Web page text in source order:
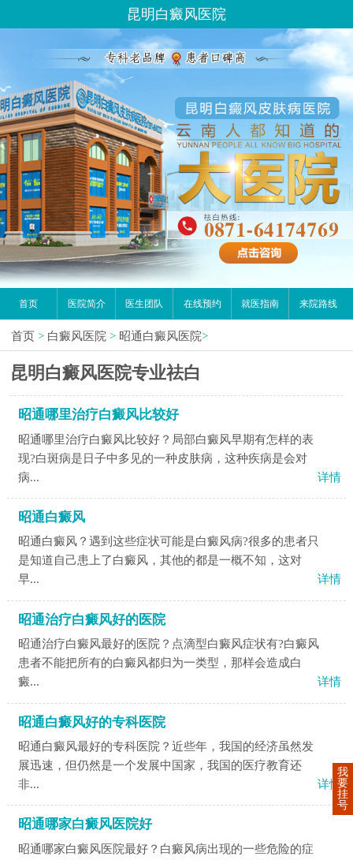
昆明白癜风医院
首页 医院简介 医生团队 在线预约 就医指南 来院路线
首页 > 白癜风医院 > 昭通白癜风医院>
昆明白癜风医院专业祛白
昭通哪里治疗白癜风比较好
昭通哪里治疗白癜风比较好？局部白癜风早期有怎样的表
现?白斑病是日子中多见的一种皮肤病，这种疾病是会对
病...
详情
昭通白癜风
昭通白癜风？遇到这些症状可能是白癜风病?很多的患者只
是知道自己患上了白癜风，其他的都是一概不知，这对
早...
详情
昭通治疗白癜风好的医院
昭通治疗白癜风最好的医院？点滴型白癜风症状有?白癜风
患者不能把所有的白癜风都归为一类型，那样会造成白
癜...
详情
昭通白癜风好的专科医院
昭通白癜风最好的专科医院？近些年，我国的经济虽然发
展迅速，但仍然是一个发展中国家，我国的医疗教育还
非...
详情
昭通哪家白癜风医院好
昭通哪家白癜风医院最好？白癜风病出现的一些危险的症
我
要
挂
号